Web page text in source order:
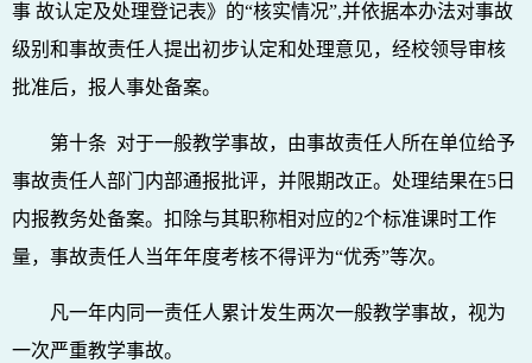
事 故认定及处理登记表》的“核实情况”,并依据本办法对事故
级别和事故责任人提出初步认定和处理意见，经校领导审核
批准后，报人事处备案。
第十条 对于一般教学事故，由事故责任人所在单位给予
事故责任人部门内部通报批评，并限期改正。处理结果在5日
内报教务处备案。扣除与其职称相对应的2个标准课时工作
量，事故责任人当年年度考核不得评为“优秀”等次。
凡一年内同一责任人累计发生两次一般教学事故，视为
一次严重教学事故。